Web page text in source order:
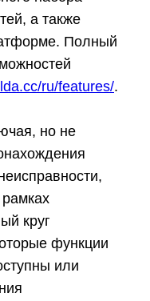
а также
Полный
ru/features/.
но не
круг
функции
или